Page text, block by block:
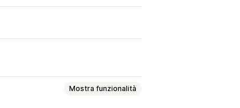
Mostra funzionalità